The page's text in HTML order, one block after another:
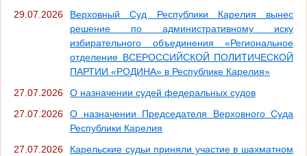
29.07.2026
Верховный Суд Республики Карелия вынес
решение по административному иску
избирательного объединения «Региональное
отделение ВСЕРОССИЙСКОЙ ПОЛИТИЧЕСКОЙ
ПАРТИИ «РОДИНА» в Республике Карелия»
27.07.2026
О назначении судей федеральных судов
27.07.2026
О назначении Председателя Верховного Суда
Республики Карелия
27.07.2026
Карельские судьи приняли участие в шахматном